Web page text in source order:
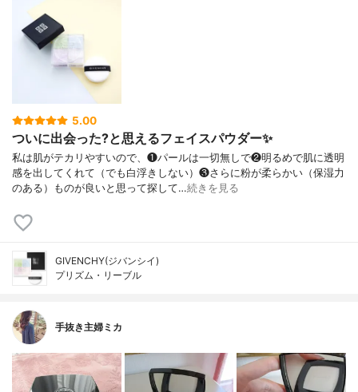
5.00
ついに出会った?と思えるフェイスパウダー✨
私は肌がテカリやすいので、❶パールは一切無しで❷明るめで肌に透明
感を出してくれて（でも白浮きしない）❸さらに粉が柔らかい（保湿力
のある）ものが良いと思って探して…続きを見る
GIVENCHY(ジバンシイ)
プリズム・リーブル
手抜き主婦ミカ